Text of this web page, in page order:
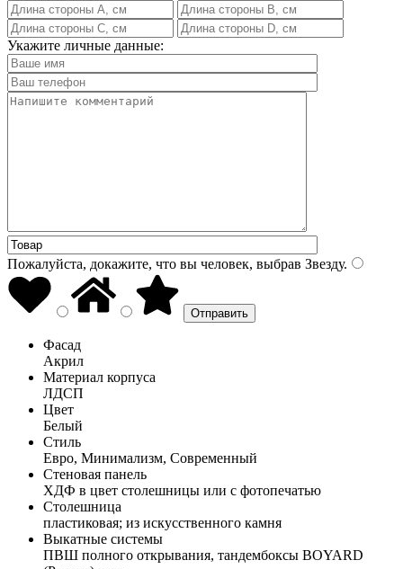
Укажите личные данные:
Пожалуйста, докажите, что вы человек, выбрав Звезду.
Фасад
Акрил
Материал корпуса
ЛДСП
Цвет
Белый
Стиль
Евро, Минимализм, Современный
Стеновая панель
ХДФ в цвет столешницы или с фотопечатью
Столешница
пластиковая; из искусственного камня
Выкатные системы
ПВШ полного открывания, тандембоксы BOYARD